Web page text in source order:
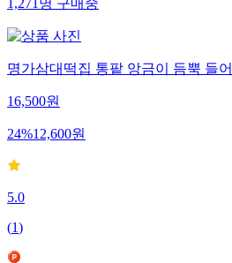
1,271명구매중
명가삼대떡집 통팥 앙금이 듬뿍 들
16,500원
24%12,600원
5.0
(1)